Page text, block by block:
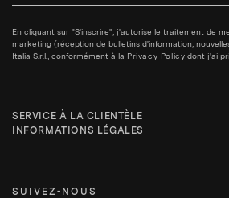
En cliquant sur "S'inscrire", j'autorise le traitement de
marketing (réception de bulletins d'information,
Italia S.r.l., conformément à la Privacy Policy dont j'ai
SERVICE À LA CLIENTÈLE
INFORMATIONS LÉGALES
SUIVEZ-NOUS